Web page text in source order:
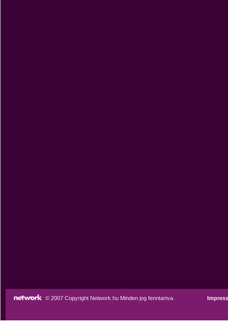
© 2007 Copyright Network.hu Minden jog fenntartva.